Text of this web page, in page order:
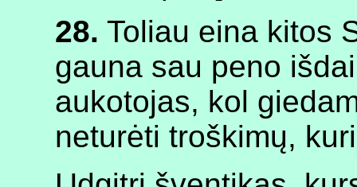
28. Toliau eina kitos
gauna sau peno
aukotojas, kol
neturėti troškimų,